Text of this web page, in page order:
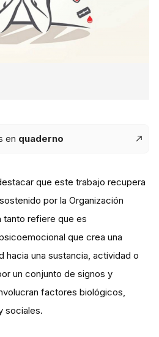
en quaderno
que este trabajo recupera
por la Organización
tanto refiere que es
que crea una
hacia una sustancia, actividad o
un conjunto de signos y
factores biológicos,
sociales.